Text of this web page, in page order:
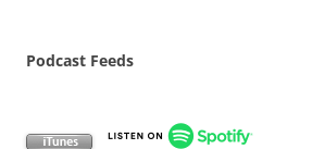
Podcast Feeds